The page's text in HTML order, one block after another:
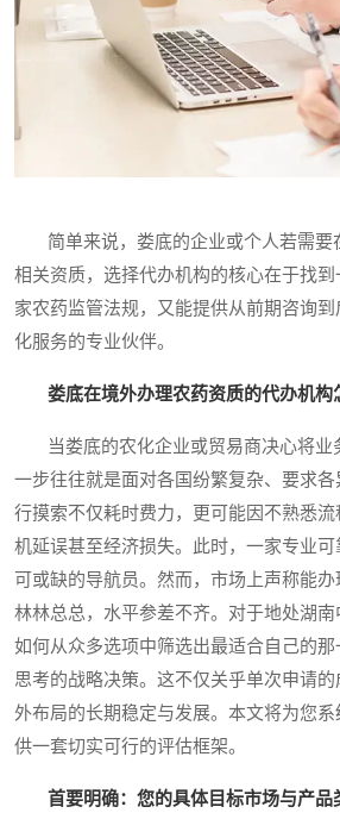
简单来说，娄底的企业或个人若需要
相关资质，选择代办机构的核心在于找到
家农药监管法规，又能提供从前期咨询
化服务的专业伙伴。
娄底在境外办理农药资质的代办机构
当娄底的农化企业或贸易商决心将业
一步往往就是面对各国纷繁复杂、要求各
行摸索不仅耗时费力，更可能因不熟悉
机延误甚至经济损失。此时，一家专业
可或缺的导航员。然而，市场上声称能
林林总总，水平参差不齐。对于地处湖南
如何从众多选项中筛选出最适合自己的
思考的战略决策。这不仅关乎单次申请
外布局的长期稳定与发展。本文将为您
供一套切实可行的评估框架。
首要明确：您的具体目标市场与产品